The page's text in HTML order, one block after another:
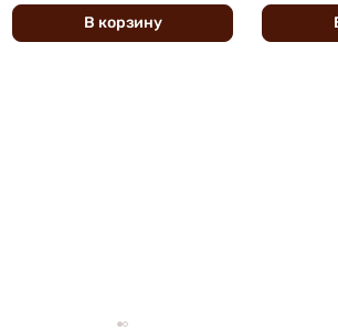
В корзину